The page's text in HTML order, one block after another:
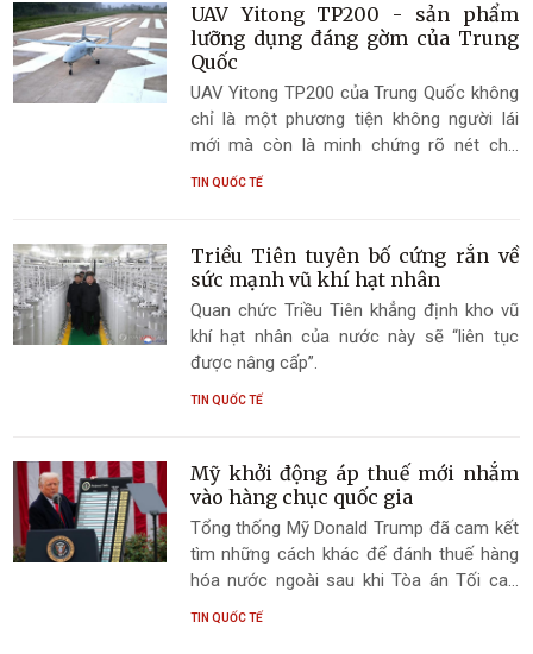
UAV Yitong TP200 - sản phẩm
lưỡng dụng đáng gờm của Trung
Quốc
UAV Yitong TP200 của Trung Quốc không
chỉ là một phương tiện không người lái
mới mà còn là minh chứng rõ nét cho
chiến lược “Hợp nhất Quân sự - Dân sự”
TIN QUỐC TẾ
Triều Tiên tuyên bố cứng rắn về
sức mạnh vũ khí hạt nhân
Quan chức Triều Tiên khẳng định kho vũ
khí hạt nhân của nước này sẽ “liên tục
được nâng cấp”.
TIN QUỐC TẾ
Mỹ khởi động áp thuế mới nhắm
vào hàng chục quốc gia
Tổng thống Mỹ Donald Trump đã cam kết
tìm những cách khác để đánh thuế hàng
hóa nước ngoài sau khi Tòa án Tối cao
nước này bác bỏ các mức thuế mạnh tay
TIN QUỐC TẾ